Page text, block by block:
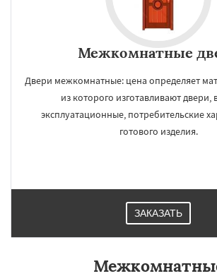
Межкомнатные
Двери межкомнатные: цена определяет
из которого изготавливают двери,
эксплуатационные, потребительские
готового изделия.
ЗАКАЗАТЬ